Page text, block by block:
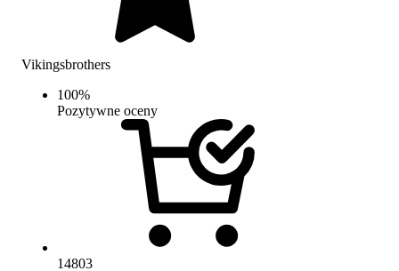
Vikingsbrothers
100%
Pozytywne oceny
14803